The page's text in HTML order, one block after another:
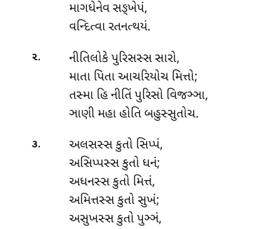
માગધેનેવ સઙ્ખેપં,
વન્દિત્વા રતનત્થયં.
૨.
નીતિલોકે પુરિસસ્સ સારો,
માતા પિતા આચરિયોચ મિત્તો;
તસ્મા હિ નીતિં પુરિસો વિજઞ્ઞા,
ઞાણી મહા હોતિ બહુસ્સુતોચ.
૩.
અલસસ્સ કુતો સિપ્પં,
અસિપ્પસ્સ કુતો ધનં;
અધનસ્સ કુતો મિત્તં,
અમિત્તસ્સ કુતો સુખં;
અસુખસ્સકુતો પુઞ્ઞં,